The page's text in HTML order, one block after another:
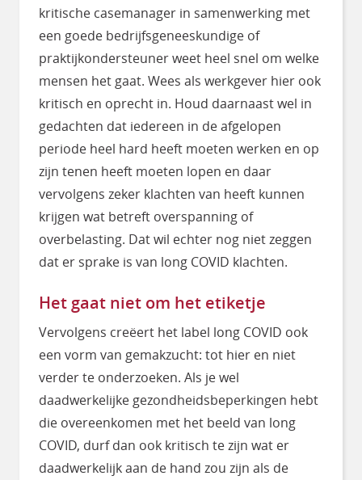
kritische casemanager in samenwerking met
een goede bedrijfsgeneeskundige of
praktijkondersteuner weet heel snel om welke
mensen het gaat. Wees als werkgever hier ook
kritisch en oprecht in. Houd daarnaast wel in
gedachten dat iedereen in de afgelopen
periode heel hard heeft moeten werken en op
zijn tenen heeft moeten lopen en daar
vervolgens zeker klachten van heeft kunnen
krijgen wat betreft overspanning of
overbelasting. Dat wil echter nog niet zeggen
dat er sprake is van long COVID klachten.
Het gaat niet om het etiketje
Vervolgens creëert het label long COVID ook
een vorm van gemakzucht: tot hier en niet
verder te onderzoeken. Als je wel
daadwerkelijke gezondheidsbeperkingen hebt
die overeenkomen met het beeld van long
COVID, durf dan ook kritisch te zijn wat er
daadwerkelijk aan de hand zou zijn als de